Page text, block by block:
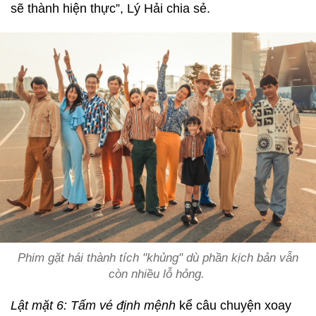
sẽ thành hiện thực”, Lý Hải chia sẻ.
Phim gặt hái thành tích "khủng" dù phần kịch bản vẫn
còn nhiều lỗ hỏng.
Lật mặt 6: Tấm vé định mệnh kể câu chuyện xoay